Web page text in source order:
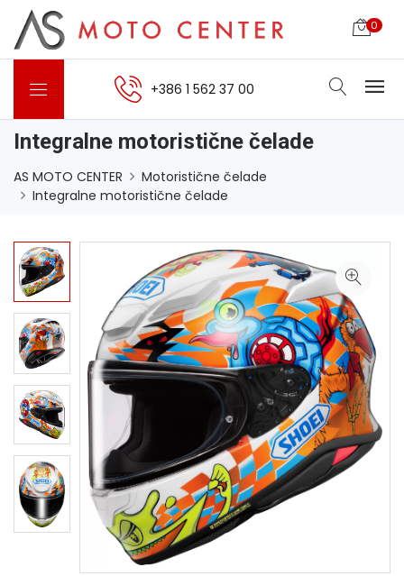
0
+386 1 562 37 00
Integralne motoristične čelade
AS MOTO CENTER
Motoristične čelade
Integralne motoristične čelade